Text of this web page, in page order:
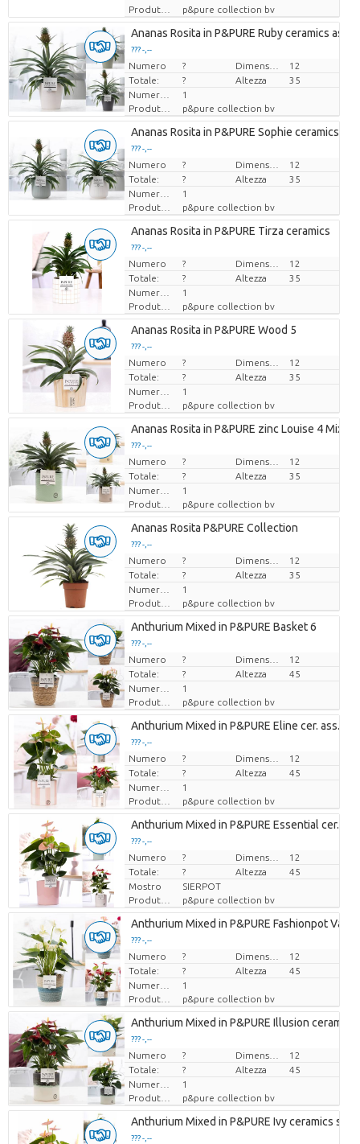
Produttore
p&pure collection bv
Ananas Rosita in P&PURE Ruby ceramics ass. 3
??? -,--
Prezzo x uno
Numero ?
12
Totale:
? Altezza
35
Numero di piante/vaso
1
Produttore
p&pure collection bv
Ananas Rosita in P&PURE Sophie ceramics
??? -,--
Prezzo x uno
Numero ?
12
Totale:
? Altezza
35
Numero di piante/vaso
1
Produttore
p&pure collection bv
Ananas Rosita in P&PURE Tirza ceramics
??? -,--
Prezzo x uno
Numero ?
12
Totale:
? Altezza
35
Numero di piante/vaso
1
Produttore
p&pure collection bv
Ananas Rosita in P&PURE Wood 5
??? -,--
Prezzo x uno
Numero ?
12
Totale:
? Altezza
35
Numero di piante/vaso
1
Produttore
p&pure collection bv
Ananas Rosita in P&PURE zinc Louise 4 Mixed
??? -,--
Prezzo x uno
Numero ?
12
Totale:
? Altezza
35
Numero di piante/vaso
1
Produttore
p&pure collection bv
Ananas Rosita P&PURE Collection
??? -,--
Prezzo x uno
Numero ?
12
Totale:
? Altezza
35
Numero di piante/vaso
1
Produttore
p&pure collection bv
Anthurium Mixed in P&PURE Basket 6
??? -,--
Prezzo x uno
Numero ?
12
Totale:
? Altezza
45
Numero di piante/vaso
1
Produttore
p&pure collection bv
Anthurium Mixed in P&PURE Eline cer. ass. 3
??? -,--
Prezzo x uno
Numero ?
12
Totale:
? Altezza
45
Numero di piante/vaso
1
Produttore
p&pure collection bv
Anthurium Mixed in P&PURE Essential cer.
??? -,--
Prezzo x uno
Numero ?
12
Totale:
? Altezza
45
Mostro
SIERPOT
Produttore
p&pure collection bv
Anthurium Mixed in P&PURE Fashionpot
??? -,--
Prezzo x uno
Numero ?
12
Totale:
? Altezza
45
Numero di piante/vaso
1
Produttore
p&pure collection bv
Anthurium Mixed in P&PURE Illusion ceramics;
??? -,--
Prezzo x uno
Numero ?
12
Totale:
? Altezza
45
Numero di piante/vaso
1
Produttore
p&pure collection bv
Anthurium Mixed in P&PURE Ivy ceramics
??? -,--